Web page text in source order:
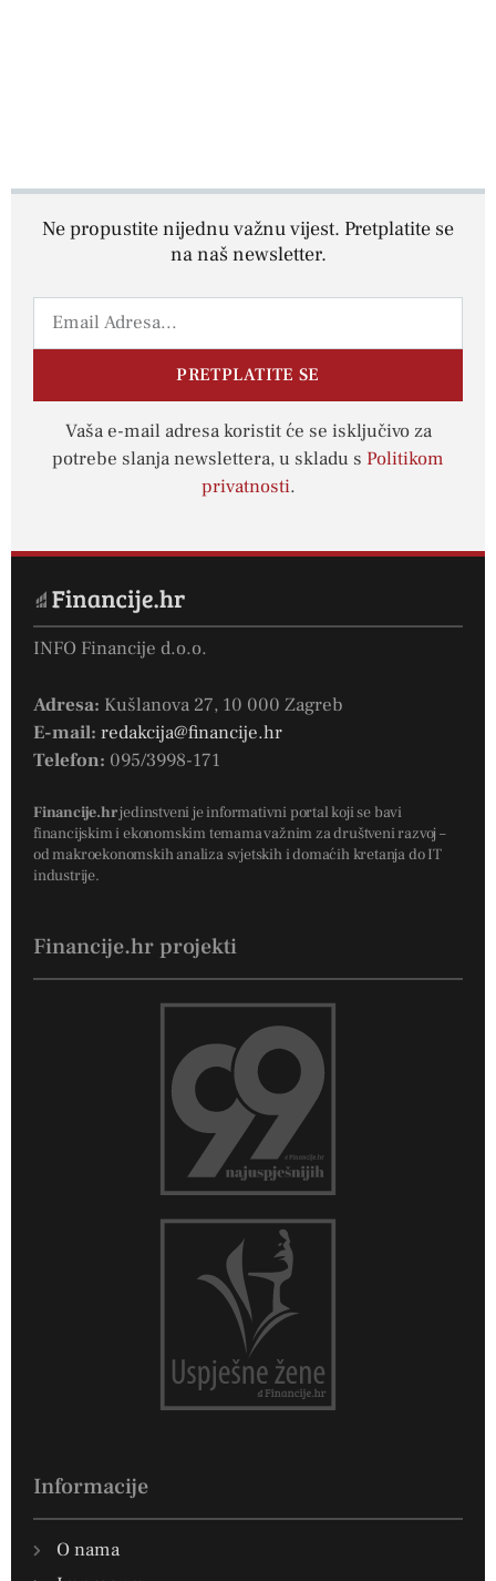
Ne propustite nijednu važnu vijest. Pretplatite se
na naš newsletter.
PRETPLATITE SE
Vaša e-mail adresa koristit će se isključivo za
potrebe slanja newslettera, u skladu s Politikom
privatnosti.
INFO Financije d.o.o.
Adresa: Kušlanova 27, 10 000 Zagreb
E-mail: redakcija@financije.hr
Telefon: 095/3998-171
Financije.hrjedinstveni je informativni portal koji se bavi
financijskim i ekonomskim temama važnim za društveni razvoj –
od makroekonomskih analiza svjetskih i domaćih kretanja do IT
industrije.
Financije.hr projekti
Informacije
O nama